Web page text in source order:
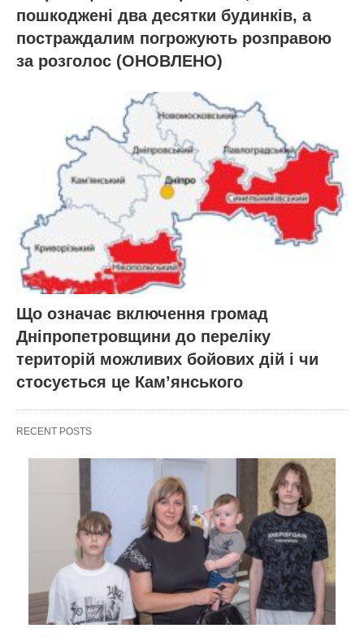
пошкоджені два десятки будинків, а
постраждалим погрожують розправою
за розголос (ОНОВЛЕНО)
Що означає включення громад
Дніпропетровщини до переліку
територій можливих бойових дій і чи
стосується це Кам’янського
RECENT POSTS